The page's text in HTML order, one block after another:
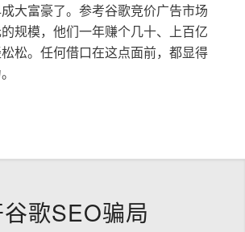
大富豪了。参考谷歌竞价广告市场
规模，他们一年赚个几十、上百亿
松。任何借口在这点面前，都显得
歌SEO骗局